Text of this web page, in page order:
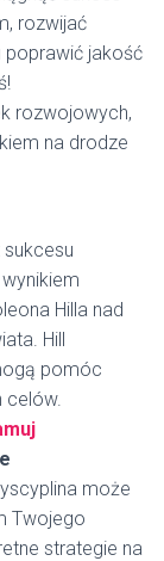
rozwijać
poprawić jakość
rozwojowych,
na drodze
Hilla nad
Hill
pomóc
celów.
może
Twojego
strategie na